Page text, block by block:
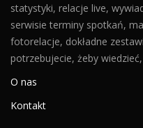
statystyki, relacje live,
serwisie terminy spotkań,
fotorelacje, dokładne
potrzebujecie, żeby
O nas
Kontakt